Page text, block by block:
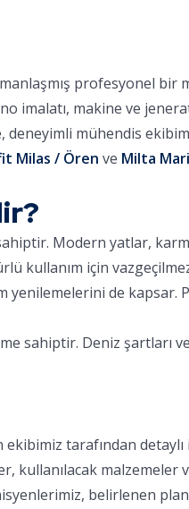
profesyonel bir
imalatı, makine ve
mühendis
Milas / Ören ve Milta
Modern yatlar,
kullanım için
yenilemelerini de kapsar.
sahiptir. Deniz şartları
tarafından detaylı
kullanılacak malzemeler
belirlenen